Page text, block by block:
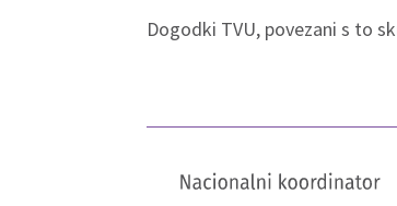
Dogodki TVU, povezani s to